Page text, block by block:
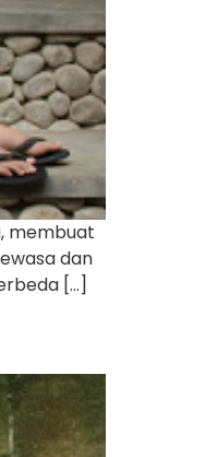
membuat
dan
[…]